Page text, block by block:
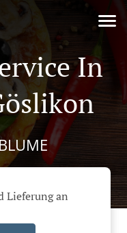
In
Lieferung an